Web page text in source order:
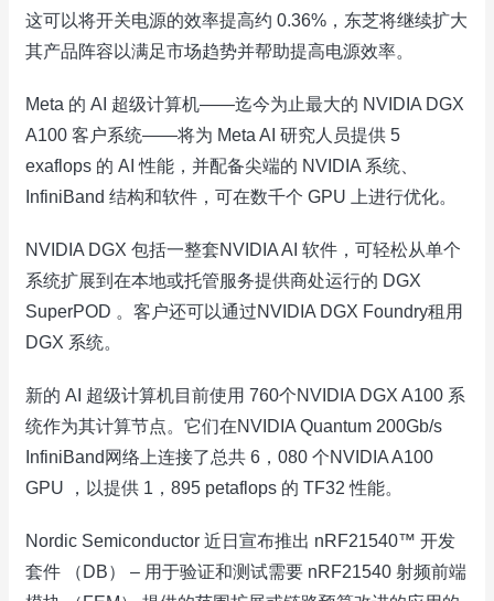
这可以将开关电源的效率提高约 0.36%，东芝将继续扩大
其产品阵容以满足市场趋势并帮助提高电源效率。
Meta 的 AI 超级计算机——迄今为止最大的 NVIDIA DGX
A100 客户系统——将为 Meta AI 研究人员提供 5
exaflops 的 AI 性能，并配备尖端的 NVIDIA 系统、
InfiniBand 结构和软件，可在数千个 GPU 上进行优化。
NVIDIA DGX 包括一整套NVIDIA AI 软件，可轻松从单个
系统扩展到在本地或托管服务提供商处运行的 DGX
SuperPOD 。客户还可以通过NVIDIA DGX Foundry租用
DGX 系统。
新的 AI 超级计算机目前使用 760个NVIDIA DGX A100 系
统作为其计算节点。它们在NVIDIA Quantum 200Gb/s
InfiniBand网络上连接了总共 6，080 个NVIDIA A100
GPU ，以提供 1，895 petaflops 的 TF32 性能。
Nordic Semiconductor 近日宣布推出 nRF21540™ 开发
套件 （DB） – 用于验证和测试需要 nRF21540 射频前端